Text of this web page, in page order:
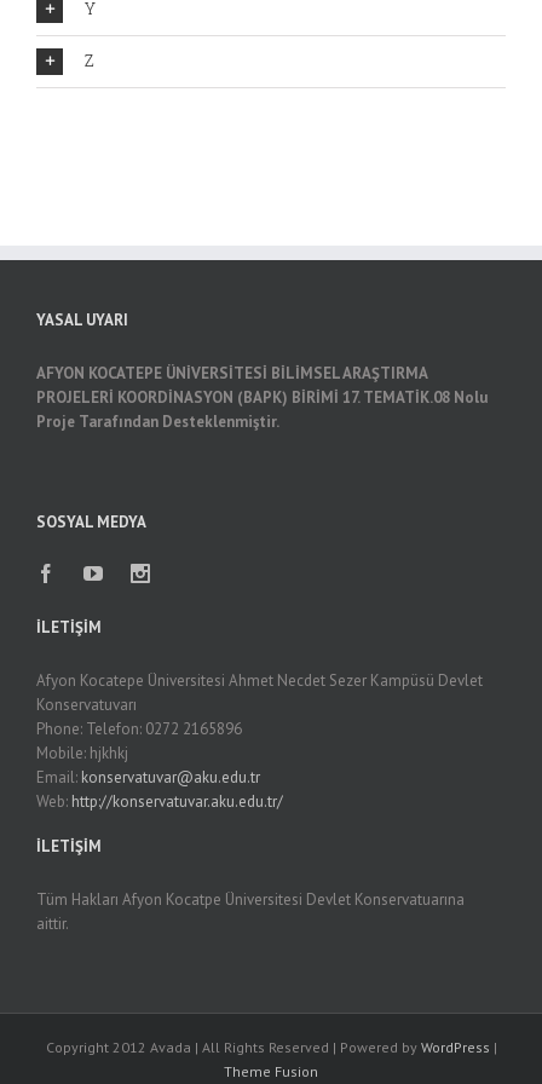
Y
Z
YASAL UYARI
AFYON KOCATEPE ÜNİVERSİTESİ BİLİMSEL ARAŞTIRMA
PROJELERİ KOORDİNASYON (BAPK) BİRİMİ 17. TEMATİK.08 Nolu
Proje Tarafından Desteklenmiştir.
SOSYAL MEDYA
İLETIŞIM
Afyon Kocatepe Üniversitesi Ahmet Necdet Sezer Kampüsü Devlet
Konservatuvarı
Phone: Telefon: 0272 2165896
Mobile: hjkhkj
Email: konservatuvar@aku.edu.tr
Web: http://konservatuvar.aku.edu.tr/
İLETIŞIM
Tüm Hakları Afyon Kocatpe Üniversitesi Devlet Konservatuarına
aittir.
Copyright 2012 Avada | All Rights Reserved | Powered by WordPress |
Theme Fusion